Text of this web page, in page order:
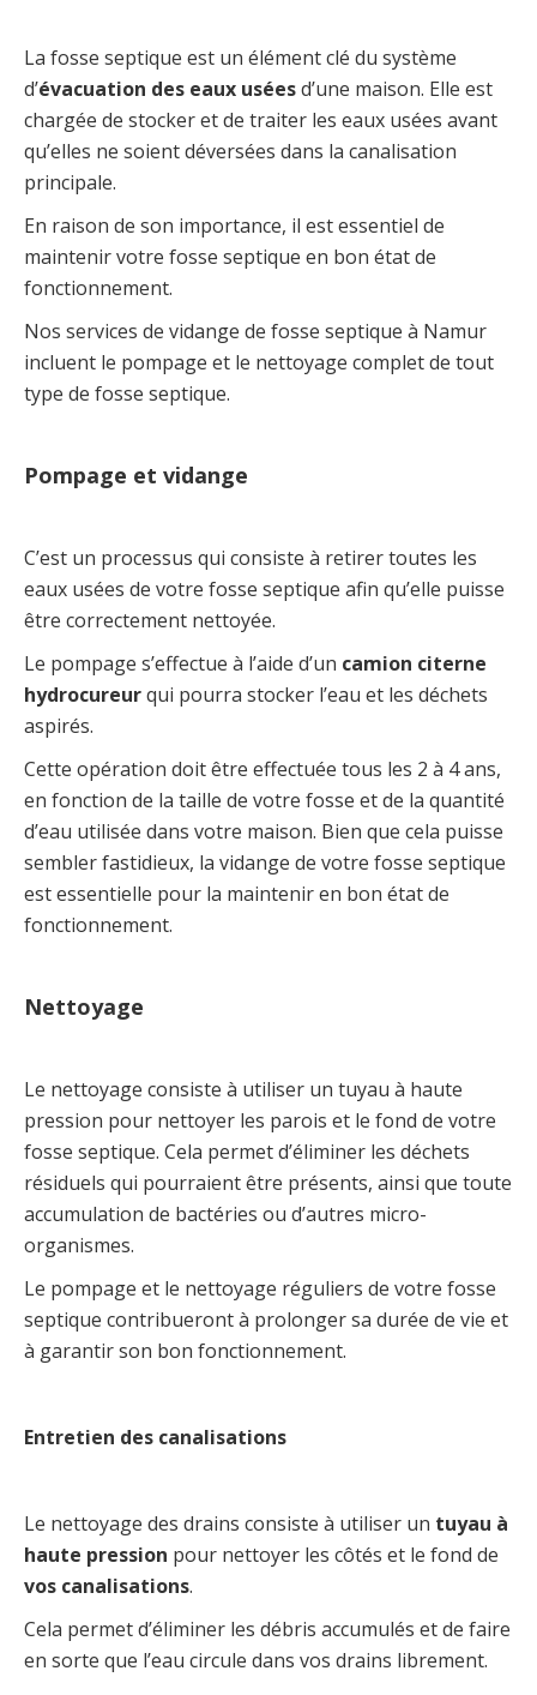
La fosse septique est un élément clé du système
d’évacuation des eaux uséesd’une maison. Elle est
chargée de stocker et de traiter les eaux usées avant
qu’elles ne soient déversées dans la canalisation
principale.
En raison de son importance, il est essentiel de
maintenir votre fosse septique en bon état de
fonctionnement.
Nos services de vidange de fosse septique à Namur
incluent le pompage et le nettoyage complet de tout
type de fosse septique.
Pompage et vidange
C’est un processus qui consiste à retirer toutes les
eaux usées de votre fosse septique afin qu’elle puisse
être correctement nettoyée.
Le pompage s’effectue à l’aide d’un camion citerne
hydrocureurqui pourra stocker l’eau et les déchets
aspirés.
Cette opération doit être effectuée tous les 2 à 4 ans,
en fonction de la taille de votre fosse et de la quantité
d’eau utilisée dans votre maison. Bien que cela puisse
sembler fastidieux, la vidange de votre fosse septique
est essentielle pour la maintenir en bon état de
fonctionnement.
Nettoyage
Le nettoyage consiste à utiliser un tuyau à haute
pression pour nettoyer les parois et le fond de votre
fosse septique. Cela permet d’éliminer les déchets
résiduels qui pourraient être présents, ainsi que toute
accumulation de bactéries ou d’autres micro-
organismes.
Le pompage et le nettoyage réguliers de votre fosse
septique contribueront à prolonger sa durée de vie et
à garantir son bon fonctionnement.
Entretien des canalisations
Le nettoyage des drains consiste à utiliser un tuyau à
haute pression pour nettoyer les côtés et le fond de
vos canalisations.
Cela permet d’éliminer les débris accumulés et de faire
en sorte que l’eau circule dans vos drains librement.